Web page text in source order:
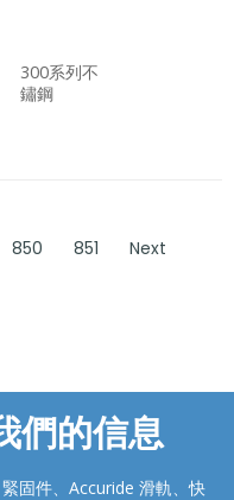
300系列不
鏽鋼
850 851 Next
們的信息
固件、Accuride 滑軌、快